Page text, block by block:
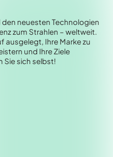
neuesten Technologien
zum Strahlen – weltweit.
ausgelegt, Ihre Marke zu
und Ihre Ziele
Sie sich selbst!